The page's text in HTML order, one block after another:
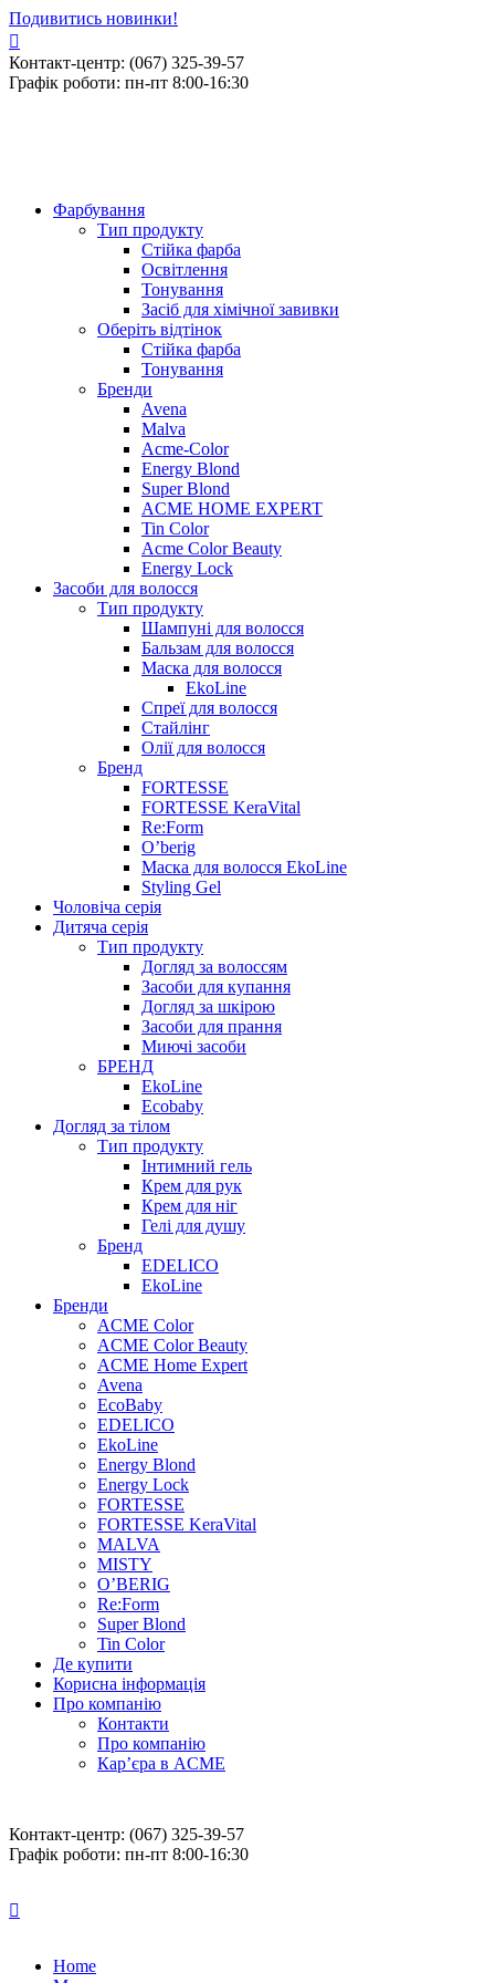
Подивитись новинки!
Контакт-центр: (067) 325-39-57
Графік роботи: пн-пт 8:00-16:30
Фарбування
Тип продукту
Стійка фарба
Освітлення
Тонування
Засіб для хімічної завивки
Оберіть відтінок
Стійка фарба
Тонування
Бренди
Avena
Malva
Acme-Color
Energy Blond
Super Blond
ACME HOME EXPERT
Tin Color
Acme Color Beauty
Energy Lock
Засоби для волосся
Тип продукту
Шампуні для волосся
Бальзам для волосся
Маска для волосся
EkoLine
Спреї для волосся
Стайлінг
Олії для волосся
Бренд
FORTESSE
FORTESSE KeraVital
Re:Form
O’berig
Маска для волосся EkoLine
Styling Gel
Чоловіча серія
Дитяча серія
Тип продукту
Догляд за волоссям
Засоби для купання
Догляд за шкірою
Засоби для прання
Миючі засоби
БРЕНД
EkoLine
Ecobaby
Догляд за тілом
Тип продукту
Інтимний гель
Крем для рук
Крем для ніг
Гелі для душу
Бренд
EDELICO
EkoLine
Бренди
ACME Color
ACME Color Beauty
ACME Home Expert
Avena
EcoBaby
EDELICO
EkoLine
Energy Blond
Energy Lock
FORTESSE
FORTESSE KeraVital
MALVA
MISTY
O’BERIG
Re:Form
Super Blond
Tin Color
Де купити
Корисна інформація
Про компанію
Контакти
Про компанію
Кар’єра в ACME
Контакт-центр: (067) 325-39-57
Графік роботи: пн-пт 8:00-16:30
Home